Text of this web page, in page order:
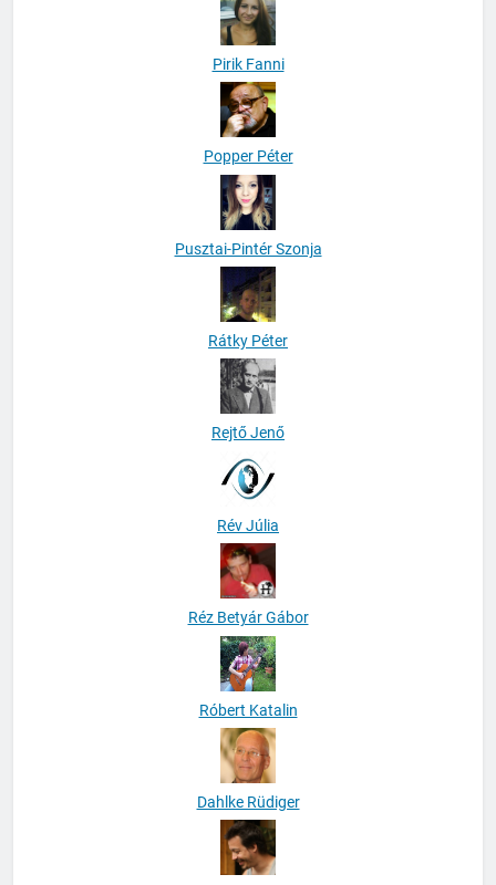
Pirik Fanni
Popper Péter
Pusztai-Pintér Szonja
Rátky Péter
Rejtő Jenő
Rév Júlia
Réz Betyár Gábor
Róbert Katalin
Dahlke Rüdiger